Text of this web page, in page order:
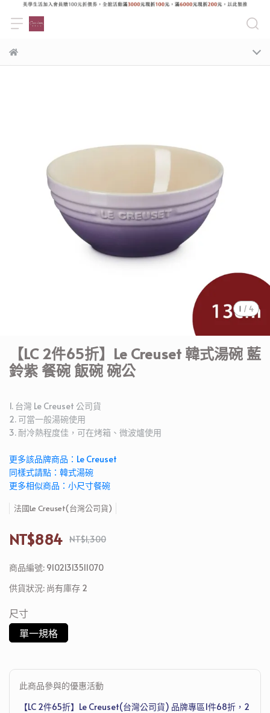
1 / 4
【LC 2件65折】Le Creuset 韓式湯碗 藍
鈴紫 餐碗 飯碗 碗公
1. 台灣 Le Creuset 公司貨
2. 可當一般湯碗使用
3. 耐冷熱程度佳，可在烤箱、微波爐使用
更多該品牌商品：Le Creuset
同樣式請點：韓式湯碗
更多相似商品：小尺寸餐碗
法國Le Creuset(台灣公司貨)
NT$884 NT$1,300
商品編號: 91021313511070
供貨狀況: 尚有庫存 2
尺寸
單一規格
此商品參與的優惠活動
【LC 2件65折】Le Creuset(台灣公司貨) 品牌專區1件68折，2